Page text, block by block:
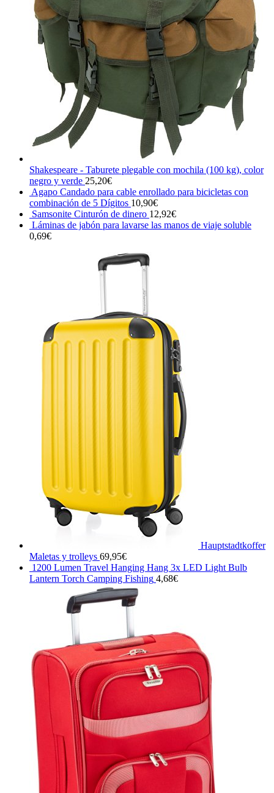
Shakespeare - Taburete plegable con mochila (100 kg), color
negro y verde 25,20€
Agapo Candado para cable enrollado para bicicletas con
combinación de 5 Dígitos 10,90€
Samsonite Cinturón de dinero 12,92€
Láminas de jabón para lavarse las manos de viaje soluble
0,69€
Hauptstadtkoffer
Maletas y trolleys 69,95€
1200 Lumen Travel Hanging Hang 3x LED Light Bulb
Lantern Torch Camping Fishing 4,68€